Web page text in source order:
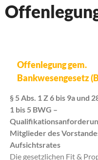
Offenlegung gem.
Bankwesengesetz
§ 5 Abs. 1 Z 6 bis 9a und
1 bis 5 BWG –
Mitglieder des
Aufsichtsrates
Die gesetzlichen Fit &